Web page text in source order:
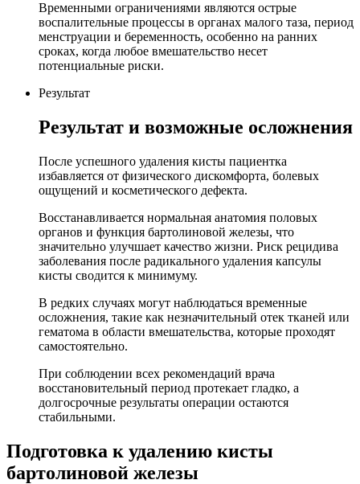
Временными ограничениями являются острые
воспалительные процессы в органах малого таза, период
менструации и беременность, особенно на ранних
сроках, когда любое вмешательство несет
потенциальные риски.
Результат
Результат и возможные осложнения
После успешного удаления кисты пациентка
избавляется от физического дискомфорта, болевых
ощущений и косметического дефекта.
Восстанавливается нормальная анатомия половых
органов и функция бартолиновой железы, что
значительно улучшает качество жизни. Риск рецидива
заболевания после радикального удаления капсулы
кисты сводится к минимуму.
В редких случаях могут наблюдаться временные
осложнения, такие как незначительный отек тканей или
гематома в области вмешательства, которые проходят
самостоятельно.
При соблюдении всех рекомендаций врача
восстановительный период протекает гладко, а
долгосрочные результаты операции остаются
стабильными.
Подготовка к удалению кисты
бартолиновой железы